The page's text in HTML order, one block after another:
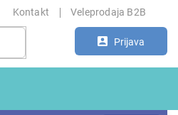
Kontakt Veleprodaja B2B
Prijava